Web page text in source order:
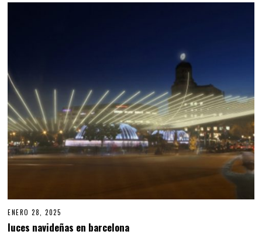
ENERO 28, 2025
luces navideñas en barcelona